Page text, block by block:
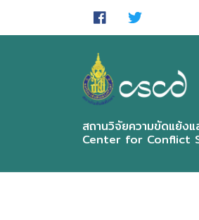
สถานวิจัยความขัดแย้ง
Center for Conflict